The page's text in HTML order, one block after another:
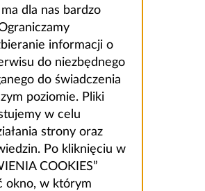
dla nas bardzo
informacji o
do niezbędnego
do świadczenia
poziomie. Pliki
w celu
strony oraz
Po kliknięciu w
COOKIES”
okno, w którym